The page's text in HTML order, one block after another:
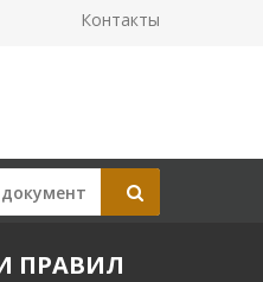
Контакты
ПРАВИЛ